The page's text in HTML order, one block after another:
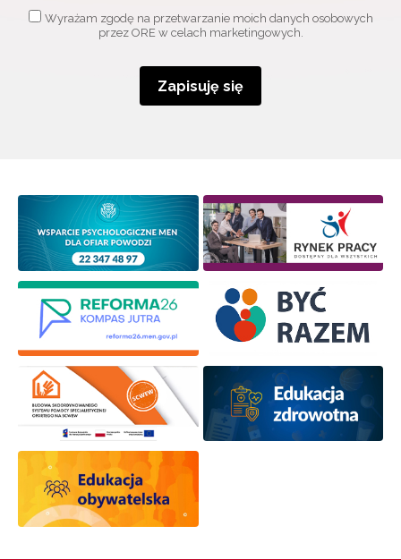
Wyrażam zgodę na przetwarzanie moich danych osobowych
przez ORE w celach marketingowych.
Zapisuję się
osobowych przez ORE w celach marketingowych.